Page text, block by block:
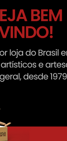
Kit com 12
SFB0196
Kit com 12